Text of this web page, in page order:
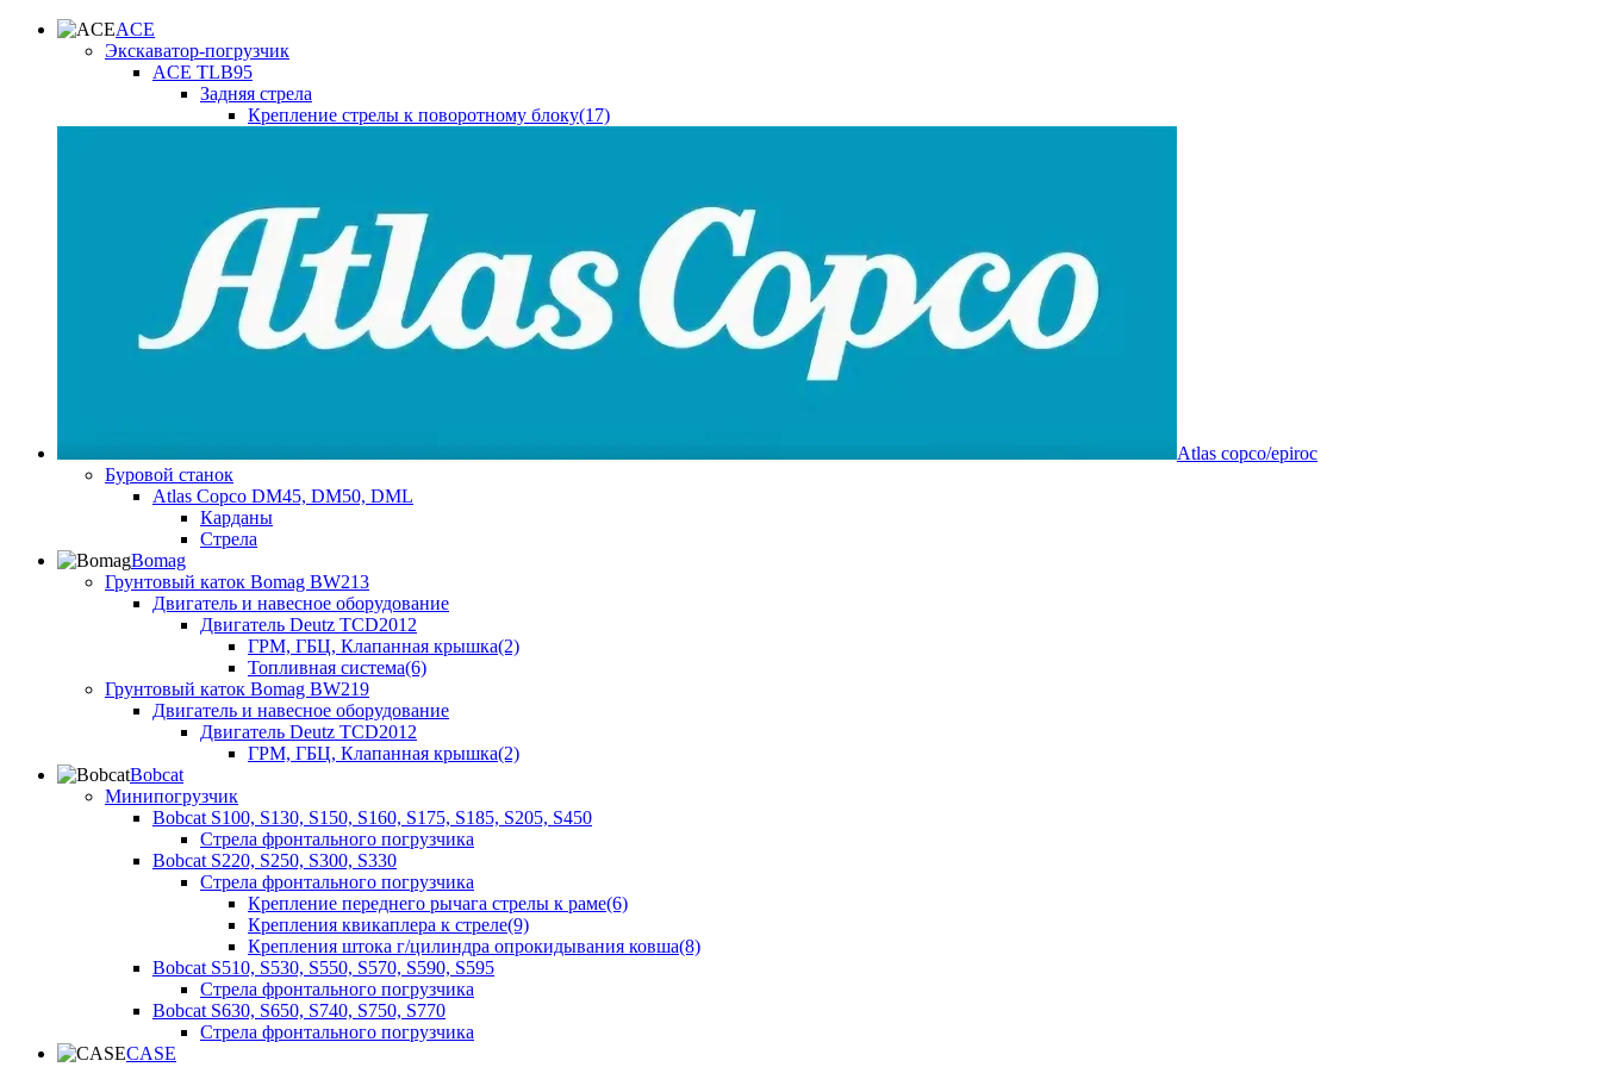
ACE
Экскаватор-погрузчик
ACE TLB95
Задняя стрела
Крепление стрелы к поворотному блоку(17)
Atlas copco/epiroc
Буровой станок
Atlas Copco DM45, DM50, DML
Карданы
Стрела
Bomag
Грунтовый каток Bomag BW213
Двигатель и навесное оборудование
Двигатель Deutz TCD2012
ГРМ, ГБЦ, Клапанная крышка(2)
Топливная система(6)
Грунтовый каток Bomag BW219
Двигатель и навесное оборудование
Двигатель Deutz TCD2012
ГРМ, ГБЦ, Клапанная крышка(2)
Bobcat
Минипогрузчик
Bobcat S100, S130, S150, S160, S175, S185, S205, S450
Стрела фронтального погрузчика
Bobcat S220, S250, S300, S330
Стрела фронтального погрузчика
Крепление переднего рычага стрелы к раме(6)
Крепления квикаплера к стреле(9)
Крепления штока г/цилиндра опрокидывания ковша(8)
Bobcat S510, S530, S550, S570, S590, S595
Стрела фронтального погрузчика
Bobcat S630, S650, S740, S750, S770
Стрела фронтального погрузчика
CASE